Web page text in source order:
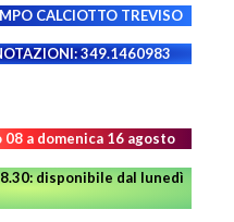
CALCIOTTO TREVISO
349.1460983
08 a domenica 16 agosto
disponibile dal lunedì